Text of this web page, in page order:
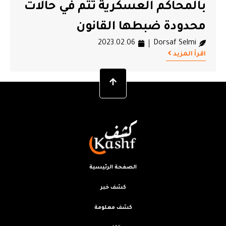
بالمحاكم العسكرية تتم في حالات
محدودة ضبطها القانون
Dorsaf Selmi
2023.02.06
اقرأ المزيد
الصفحة الرئيسية
كشف خبر
كشف معلومة